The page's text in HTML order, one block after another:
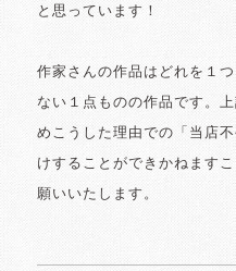
と思っています！
作家さんの作品はどれを１
ない１点ものの作品です。
めこうした理由での「当店
けすることができかねます
願いいたします。